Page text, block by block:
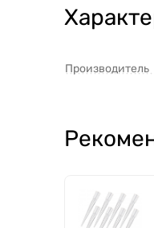
Производитель